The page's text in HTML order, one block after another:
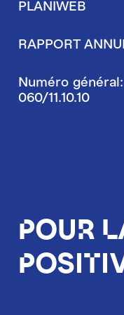
PLANIWEB
RAPPORT
Numéro général:
060/11.10.10
Pour